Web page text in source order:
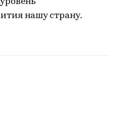
нашу страну.